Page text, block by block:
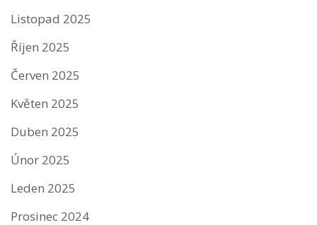
Listopad 2025
Říjen 2025
Červen 2025
Květen 2025
Duben 2025
Únor 2025
Leden 2025
Prosinec 2024